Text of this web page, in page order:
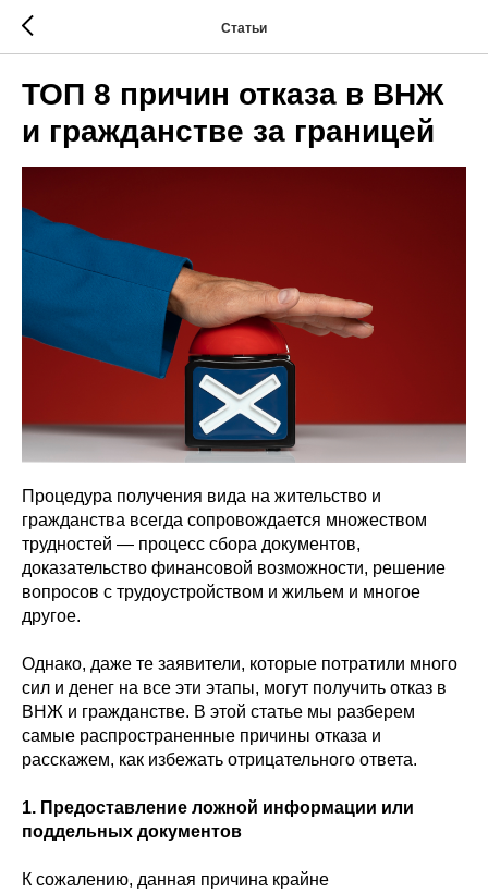
Статьи
ТОП 8 причин отказа в ВНЖ
и гражданстве за границей
Процедура получения вида на жительство и
гражданства всегда сопровождается множеством
трудностей — процесс сбора документов,
доказательство финансовой возможности, решение
вопросов с трудоустройством и жильем и многое
другое.
Однако, даже те заявители, которые потратили много
сил и денег на все эти этапы, могут получить отказ в
ВНЖ и гражданстве. В этой статье мы разберем
самые распространенные причины отказа и
расскажем, как избежать отрицательного ответа.
1. Предоставление ложной информации или
поддельных документов
К сожалению, данная причина крайне